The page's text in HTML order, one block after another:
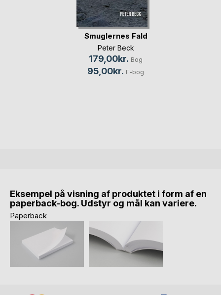
Smuglernes Fald
Peter Beck
179,00kr. Bog
95,00kr. E-bog
Eksempel på visning af produktet i form af en
paperback-bog. Udstyr og mål kan variere.
Paperback